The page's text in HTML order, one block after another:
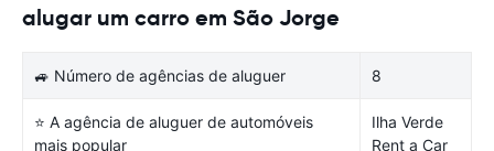
alugar um carro em São Jorge
🚙 Número de agências de aluguer 8
⭐ A agência de aluguer de automóveis
mais popular
Ilha Verde
Rent a Car